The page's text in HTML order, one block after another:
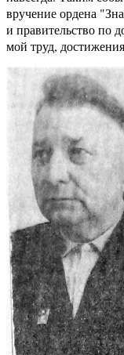
вручение ордена
и правительство по
мой труд,